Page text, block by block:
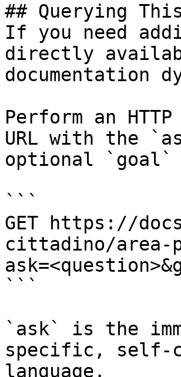
## Querying
If you need
directly
documentation
Perform an
URL with the
optional `goal`
```
GET https://
cittadino/area-
```
`ask` is the
specific, self-
language.